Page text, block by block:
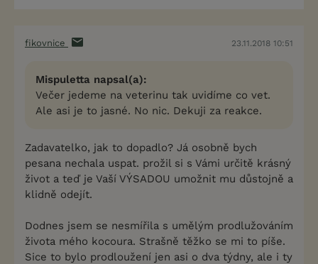
fikovnice 23.11.2018 10:51
Mispuletta napsal(a):
Večer jedeme na veterinu tak uvidíme co vet.
Ale asi je to jasné. No nic. Dekuji za reakce.
Zadavatelko, jak to dopadlo? Já osobně bych
pesana nechala uspat. prožil si s Vámi určitě krásný
život a teď je Vaší VÝSADOU umožnit mu důstojně a
klidně odejít.
Dodnes jsem se nesmířila s umělým prodlužováním
života mého kocoura. Strašně těžko se mi to píše.
Sice to bylo prodloužení jen asi o dva týdny, ale i ty